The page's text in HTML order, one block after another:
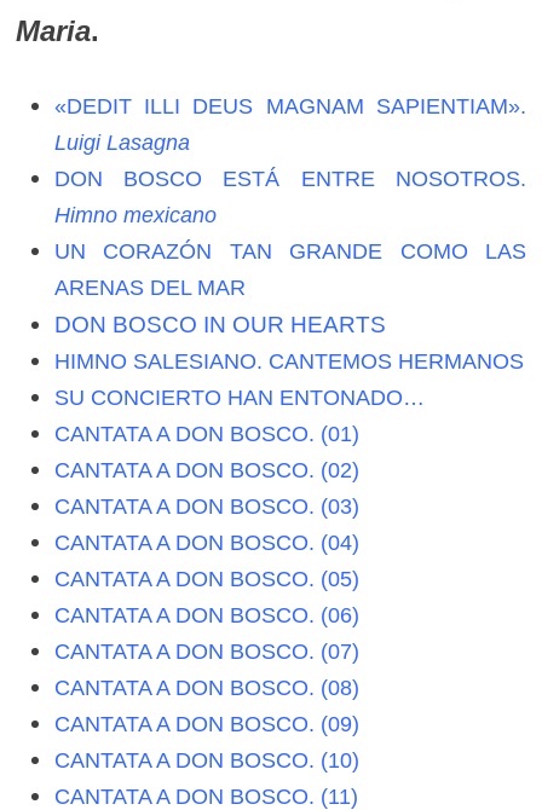
Maria.
«DEDIT ILLI DEUS MAGNAM SAPIENTIAM».
Luigi Lasagna
DON BOSCO ESTÁ ENTRE NOSOTROS.
Himno mexicano
UN CORAZÓN TAN GRANDE COMO LAS
ARENAS DEL MAR
DON BOSCO IN OUR HEARTS
HIMNO SALESIANO. CANTEMOS HERMANOS
SU CONCIERTO HAN ENTONADO…
CANTATA A DON BOSCO. (01)
CANTATA A DON BOSCO. (02)
CANTATA A DON BOSCO. (03)
CANTATA A DON BOSCO. (04)
CANTATA A DON BOSCO. (05)
CANTATA A DON BOSCO. (06)
CANTATA A DON BOSCO. (07)
CANTATA A DON BOSCO. (08)
CANTATA A DON BOSCO. (09)
CANTATA A DON BOSCO. (10)
CANTATA A DON BOSCO. (11)